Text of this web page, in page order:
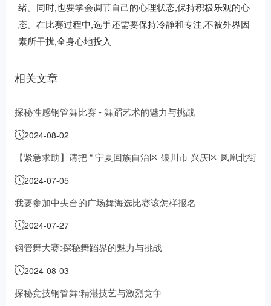
绪。同时,也要学会调节自己的心理状态,保持积极乐观的心
态。在比赛过程中,选手还需要保持冷静和专注,不被外界因
素所干扰,全身心地投入
相关文章
探秘性感钢管舞比赛 - 舞蹈艺术的魅力与挑战
2024-08-02
【紧急求助】请把 “ 宁夏回族自治区 银川市 兴庆区 凤凰北街
锦泰花园 32-1-301 邮编 750001 ” 翻译...
2024-07-05
我要参加中央台的广场舞海选比赛该怎样报名
2024-07-27
钢管舞大赛:探秘舞蹈界的魅力与挑战
2024-08-03
探秘竞技钢管舞:精湛技艺与激烈竞争